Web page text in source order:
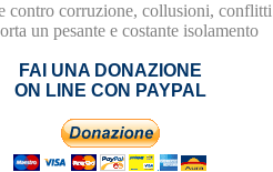
contro corruzione, collusioni, conflitti
un pesante e costante isolamento
FAI UNA DONAZIONE
ON LINE CON PAYPAL